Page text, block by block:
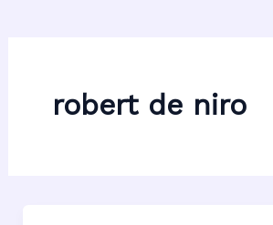
robert de niro